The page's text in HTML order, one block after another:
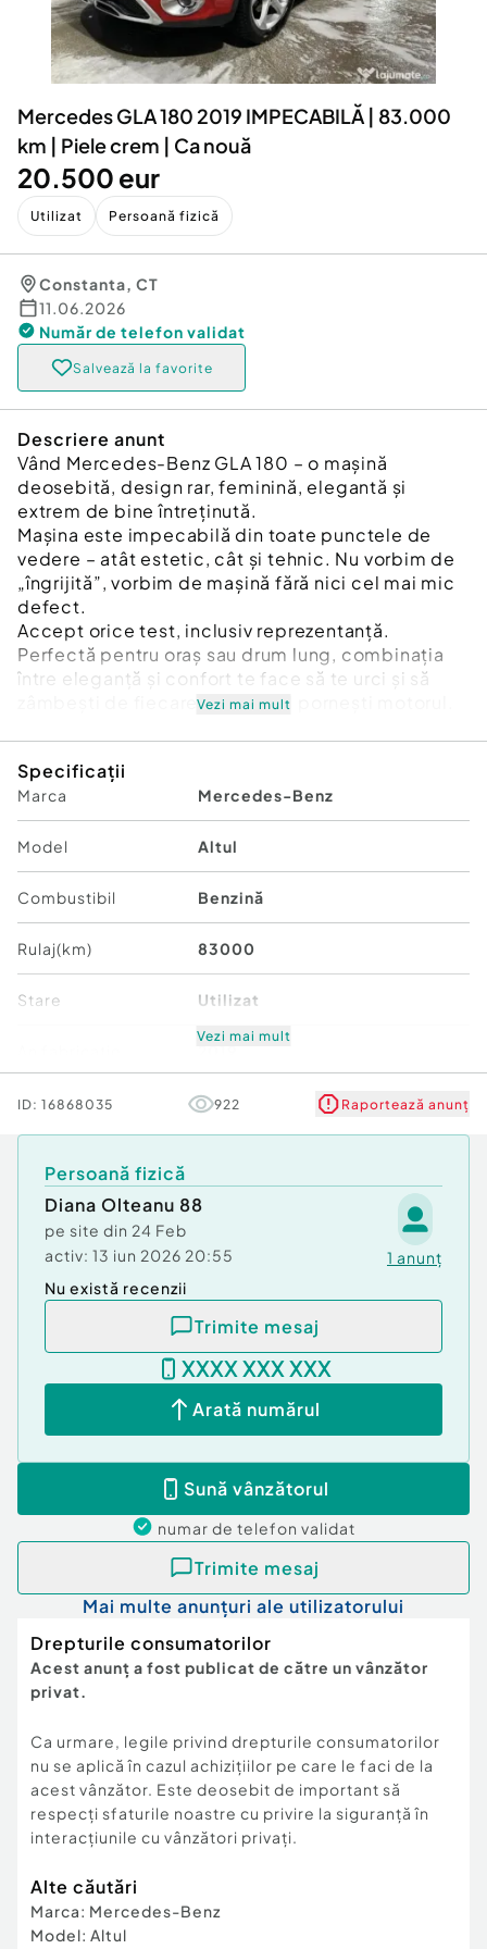
Servicii
Animale de companie
Afaceri și echipamente profesionale
Inchiriere Bunuri si Vehicule
Utilaje agricole si industriale
Piese auto si accesorii
Dacia Duster
Mercedes GLA 180 2019 IMPECABILĂ | 83.000
km | Piele crem | Ca nouă
20.500 eur
Utilizat Persoană fizică
Constanta, CT
11.06.2026
Număr de telefon validat
Salvează la favorite
Descriere anunt
Vând Mercedes-Benz GLA 180 – o mașină
deosebită, design rar, feminină, elegantă și
extrem de bine întreținută.
Mașina este impecabilă din toate punctele de
vedere – atât estetic, cât și tehnic. Nu vorbim de
„îngrijită”, vorbim de mașină fără nici cel mai mic
defect.
Accept orice test, inclusiv reprezentanță.
Perfectă pentru oraș sau drum lung, combinația
între eleganță și confort te face să te urci și să
zâmbești de fiecare dată când pornești motorul.
Piele crem, foarte bine întreținută
Navigație originală
Pilot automat
Climatizare automată
Senzori parcare
Bluetooth și volan multifuncțional
Jante aliaj și lumini LED
Preț 20.500 € (ușoară negociere la fața locului )
Vezi mai mult
Specificații
Marca Mercedes-Benz
Model Altul
Combustibil Benzină
Rulaj(km) 83000
Stare Utilizat
Cutie de viteze Manuală
Vezi mai mult
ID: 16868035 922 Raportează anunț
Persoană fizică
Diana Olteanu 88
pe site din 24 Feb
activ: 13 iun 2026 20:55 1 anunț
Nu există recenzii
Trimite mesaj
XXXX XXX XXX
Arată numărul
Sună vânzătorul
numar de telefon validat
Trimite mesaj
Mai multe anunțuri ale utilizatorului
Drepturile consumatorilor
Acest anunț a fost publicat de către un vânzător
privat.
Ca urmare, legile privind drepturile consumatorilor
nu se aplică în cazul achizițiilor pe care le faci de la
acest vânzător. Este deosebit de important să
respecți sfaturile noastre cu privire la siguranță în
interacțiunile cu vânzători privați.
Alte căutări
Marca: Mercedes-Benz
Model: Altul